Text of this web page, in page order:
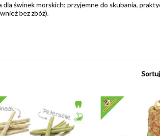
świnek morskich: przyjemne do skubania,
bez zbóż).